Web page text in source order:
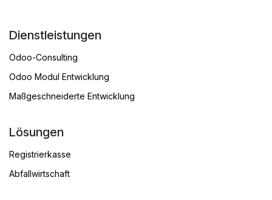
Dienstleistungen
Odoo-Consulting
Odoo Modul Entwicklung
Maßgeschneiderte Entwicklung
Lösungen
Registrierkasse
Abfallwirtschaft